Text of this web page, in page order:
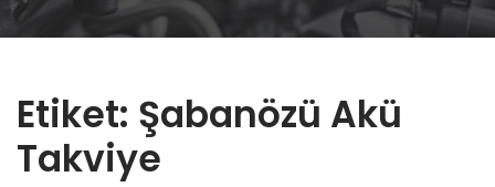
Etiket: Şabanözü Akü
Takviye